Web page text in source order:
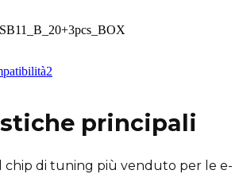
SB11_B_20+3pcs_BOX
2
principali
chip di tuning più venduto per le e-